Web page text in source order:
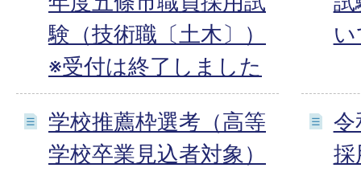
験（技術職〔土木〕）
※受付は終了しました
学校推薦枠選考（高等
学校卒業見込者対象）
令
採